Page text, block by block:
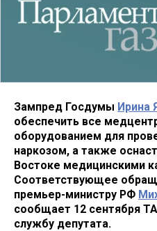
Зампред Госдумы Ирина
обеспечить все
оборудованием для
наркозом, а также
Востоке медицинскими
Соответствующее
премьер-министру РФ
сообщает 12 сентября
службу депутата.